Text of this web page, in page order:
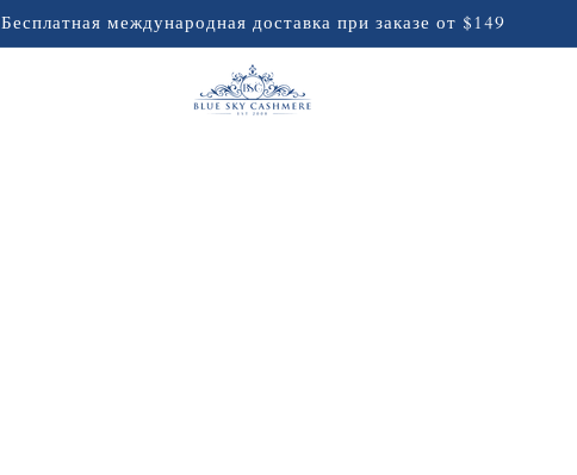
Бесплатная международная доставка при заказе от $149